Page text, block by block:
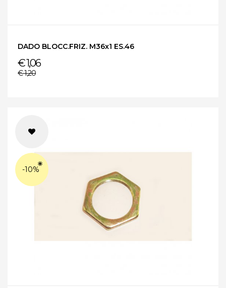
DADO BLOCC.FRIZ. M36x1 ES.46
€ 1,06
€ 1,20
-10%